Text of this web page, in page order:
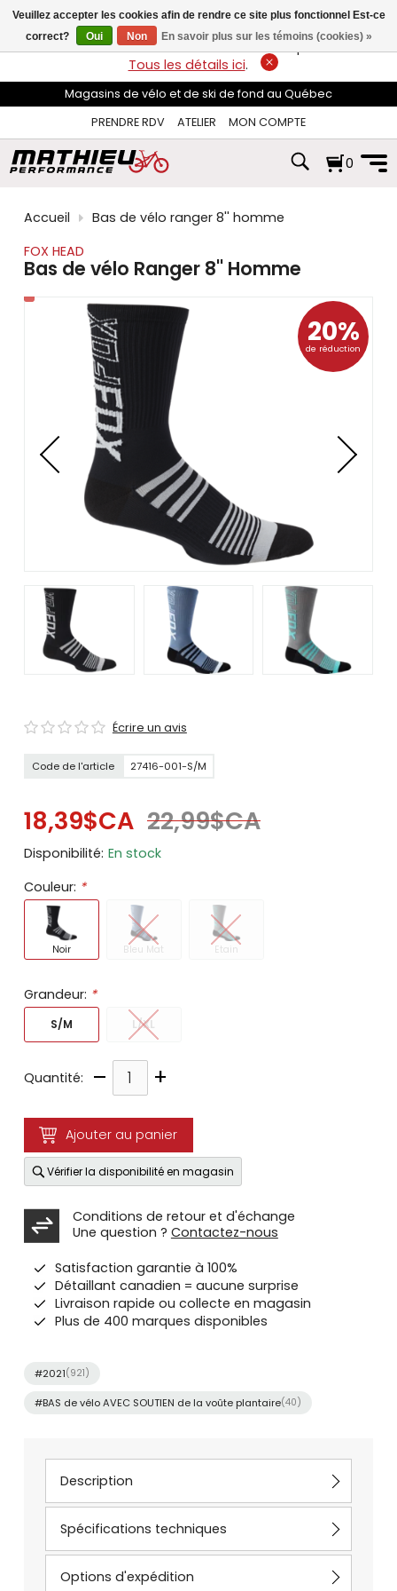
flèches
haut
et
pour
sélectionner
disponible.
Appuyez
pour
au
résultat
de
sélectionné.
utilisateurs
d'appareils
tactiles
peuvent
de
gestes
tels
toucher
LIVRAISON GRATUITEsur les commandes de plus de 74$*.
Tous les détails ici.
Magasins de vélo et de ski de fond au Québec
PRENDRE RDV
ATELIER MON COMPTE
0
Accueil
Bas de vélo ranger 8'' homme
FOX HEAD
Bas de vélo Ranger 8'' Homme
20%
de réduction
Écrire un avis
Code de l'article 27416-001-S/M
18,39$CA 22,99$CA
Disponibilité: En stock
Couleur: *
Noir Bleu Mat Etain
Grandeur: *
S/M L/XL
Quantité: – +
Ajouter au panier
Vérifier la disponibilité en magasin
Conditions de retour et d'échange
Une question ? Contactez-nous
Satisfaction garantie à 100%
Détaillant canadien = aucune surprise
Livraison rapide ou collecte en magasin
Plus de 400 marques disponibles
#2021(921)
#BAS de vélo AVEC SOUTIEN de la voûte plantaire(40)
Description
Spécifications techniques
Options d'expédition
Veuillez accepter les cookies afin de rendre ce site plus fonctionnel Est-ce
correct?
Oui Non En savoir plus sur les témoins (cookies) »